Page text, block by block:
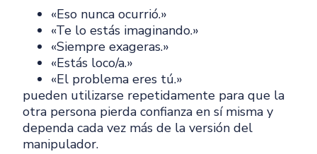
«Eso nunca ocurrió.»
«Te lo estás imaginando.»
«Siempre exageras.»
«Estás loco/a.»
«El problema eres tú.»
pueden utilizarse repetidamente para que la
otra persona pierda confianza en sí misma y
dependa cada vez más de la versión del
manipulador.